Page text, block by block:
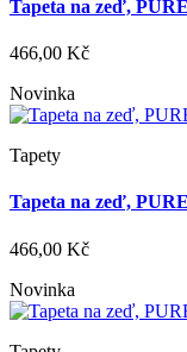
Tapeta na zeď,
466,00 Kč
Novinka
Tapety
Tapeta na zeď,
466,00 Kč
Novinka